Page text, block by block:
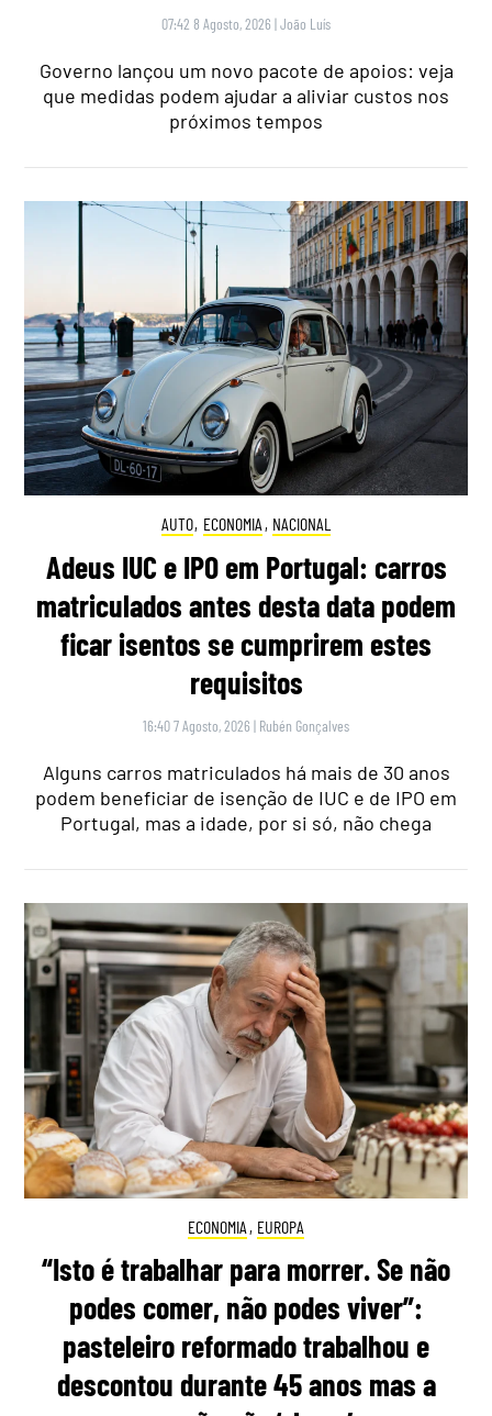
07:42 8 Agosto, 2026 |João Luís
Governo lançou um novo pacote de apoios: veja
que medidas podem ajudar a aliviar custos nos
próximos tempos
AUTO, ECONOMIA , NACIONAL
Adeus IUC e IPO em Portugal: carros
matriculados antes desta data podem
ficar isentos se cumprirem estes
requisitos
16:40 7 Agosto, 2026 | Rubén Gonçalves
Alguns carros matriculados há mais de 30 anos
podem beneficiar de isenção de IUC e de IPO em
Portugal, mas a idade, por si só, não chega
ECONOMIA , EUROPA
“Isto é trabalhar para morrer. Se não
podes comer, não podes viver”:
pasteleiro reformado trabalhou e
descontou durante 45 anos mas a